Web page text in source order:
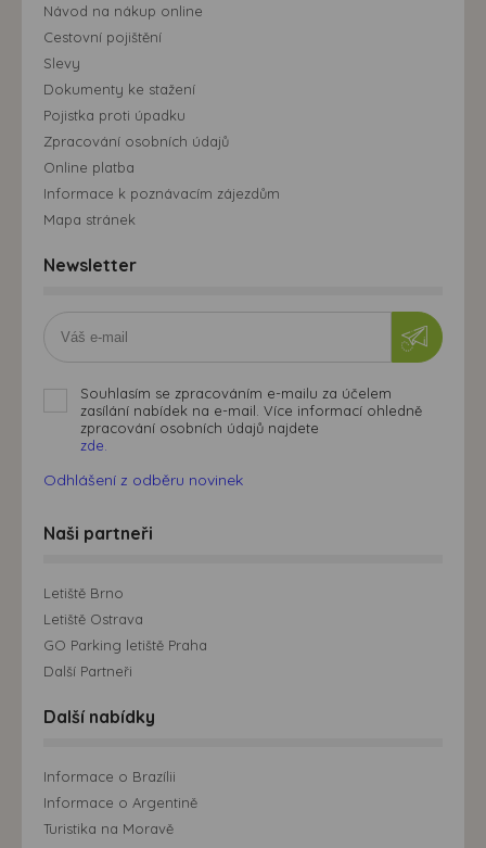
Návod na nákup online
Cestovní pojištění
Slevy
Dokumenty ke stažení
Pojistka proti úpadku
Zpracování osobních údajů
Online platba
Informace k poznávacím zájezdům
Mapa stránek
Newsletter
Souhlasím se zpracováním e-mailu za účelem
zasílání nabídek na e-mail. Více informací ohledně
zpracování osobních údajů najdete
zde.
Odhlášení z odběru novinek
Naši partneři
Letiště Brno
Letiště Ostrava
GO Parking letiště Praha
Další Partneři
Další nabídky
Informace o Brazílii
Informace o Argentině
Turistika na Moravě